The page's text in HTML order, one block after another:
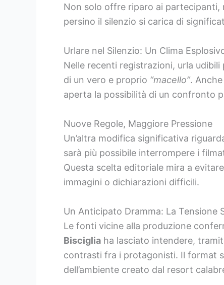
Non solo offre riparo ai partecipanti,
persino il silenzio si carica di
Urlare nel Silenzio: Un Clima
Nelle recenti registrazioni, urla
di un vero e proprio “macello”. Anche
aperta la possibilità di un confronto
Nuove Regole, Maggiore Pressione
Un’altra modifica significativa
sarà più possibile interrompere i
Questa scelta editoriale mira a
immagini o dichiarazioni difficili.
Un Anticipato Dramma: La Tensione
Le fonti vicine alla produzione
Bisciglia ha lasciato intendere,
contrasti fra i protagonisti. Il format
dell’ambiente creato dal resort